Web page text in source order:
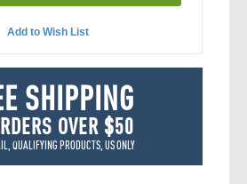
Add to Wish List
SHIPPING
OVER $50
QUALIFYING PRODUCTS, US ONLY